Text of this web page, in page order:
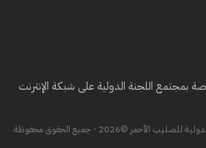
بمجتمع اللجنة الدولية على شبكة الإنترنت
الأحمر ©2026 - جميع الحقوق محفوظة